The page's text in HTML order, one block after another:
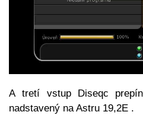
A tretí vstup Diseqc
nadstavený na Astru 19,2E .